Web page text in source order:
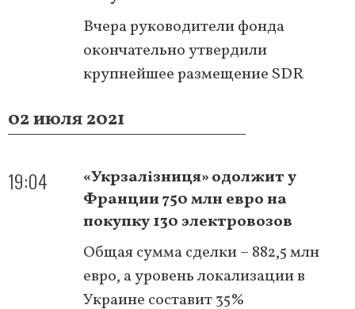
Вчера руководители фонда
окончательно утвердили
крупнейшее размещение SDR
02 июля 2021
19:04
«Укрзалізниця» одолжит у
Франции 750 млн евро на
покупку 130 электровозов
Общая сумма сделки – 882,5 млн
евро, а уровень локализации в
Украине составит 35%